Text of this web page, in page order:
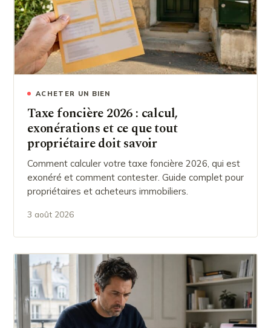
ACHETER UN BIEN
Taxe foncière 2026 : calcul,
exonérations et ce que tout
propriétaire doit savoir
Comment calculer votre taxe foncière 2026, qui est
exonéré et comment contester. Guide complet pour
propriétaires et acheteurs immobiliers.
3 août 2026